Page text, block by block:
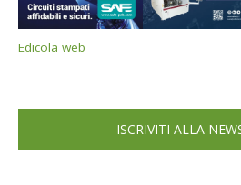
Edicola web
ISCRIVITI ALLA